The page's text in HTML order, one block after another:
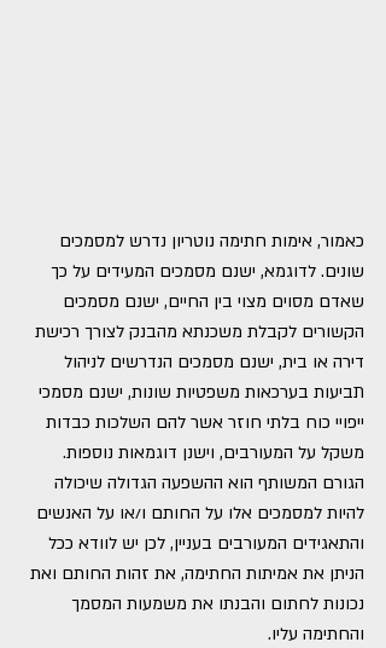
כאמור, אימות חתימה נוטריון נדרש למסמכים
שונים. לדוגמא, ישנם מסמכים המעידים על כך
שאדם מסוים מצוי בין החיים, ישנם מסמכים
הקשורים לקבלת משכנתא מהבנק לצורך רכישת
דירה או בית, ישנם מסמכים הנדרשים לניהול
תביעות בערכאות משפטיות שונות, ישנם מסמכי
ייפויי כוח בלתי חוזר אשר להם השלכות כבדות
משקל על המעורבים, וישנן דוגמאות נוספות.
הגורם המשותף הוא ההשפעה הגדולה שיכולה
להיות למסמכים אלו על החותם ו/או על האנשים
והתאגידים המעורבים בעניין, לכן יש לוודא ככל
הניתן את אמיתות החתימה, את זהות החותם ואת
נכונות לחתום והבנתו את משמעות המסמך
והחתימה עליו.